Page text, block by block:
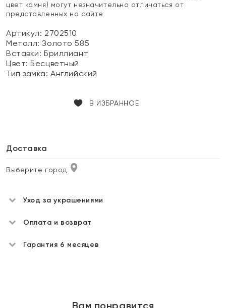
цвет камня) могут незначительно отличаться от
представленных на сайте
Артикул: 2702510
Металл:Золото 585
Вставки:Бриллиант
Цвет:Бесцветный
Тип замка:Английский
В ИЗБРАННОЕ
Доставка
Выберите город
Уход за украшениями
Оплата и возврат
Гарантия 6 месяцев
Вам понравится